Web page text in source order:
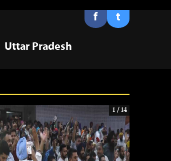
f t
Uttar Pradesh
1 / 14